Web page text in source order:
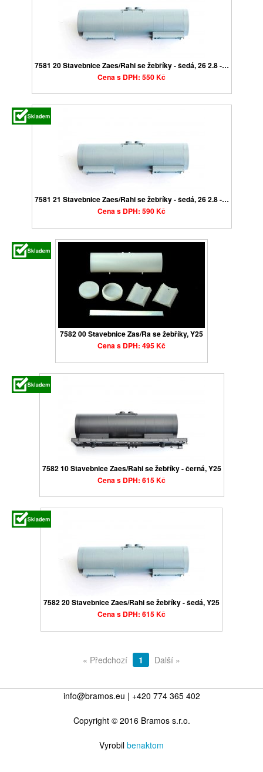
7581 20 Stavebnice Zaes/Rahi se žebříky - šedá, 26 2.8 -…
Cena s DPH: 550 Kč
7581 21 Stavebnice Zaes/Rahi se žebříky - šedá, 26 2.8 -…
Cena s DPH: 590 Kč
7582 00 Stavebnice Zas/Ra se žebříky, Y25
Cena s DPH: 495 Kč
7582 10 Stavebnice Zaes/Rahi se žebříky - černá, Y25
Cena s DPH: 615 Kč
7582 20 Stavebnice Zaes/Rahi se žebříky - šedá, Y25
Cena s DPH: 615 Kč
« Předchozí 1 Další »
info@bramos.eu | +420 774 365 402
Copyright © 2016 Bramos s.r.o.
Vyrobil benaktom